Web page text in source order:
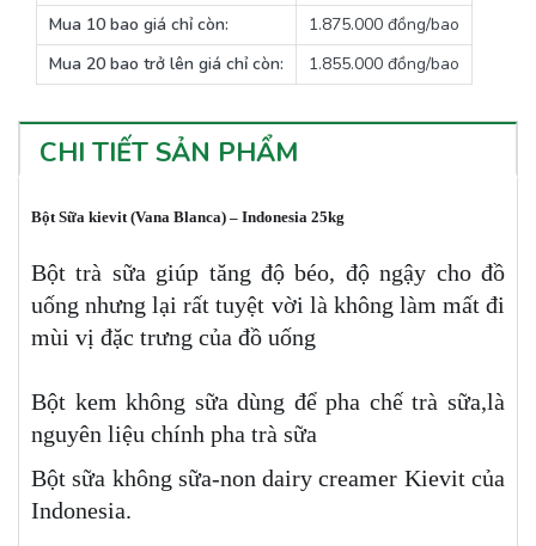
Mua 10 bao giá chỉ còn:
1.875.000 đồng/bao
Mua 20 bao trở lên giá chỉ còn:
1.855.000 đồng/bao
CHI TIẾT SẢN PHẨM
Bột Sữa kievit (Vana Blanca) – Indonesia 25kg
Bột trà sữa giúp tăng độ béo, độ ngậy cho đồ
uống nhưng lại rất tuyệt vời là không làm mất đi
mùi vị đặc trưng của đồ uống
Bột kem không sữa dùng để pha chế trà sữa,là
nguyên liệu chính pha trà sữa
Bột sữa không sữa-non dairy creamer Kievit của
Indonesia.